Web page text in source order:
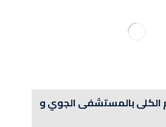
بالمستشفى الجوي و